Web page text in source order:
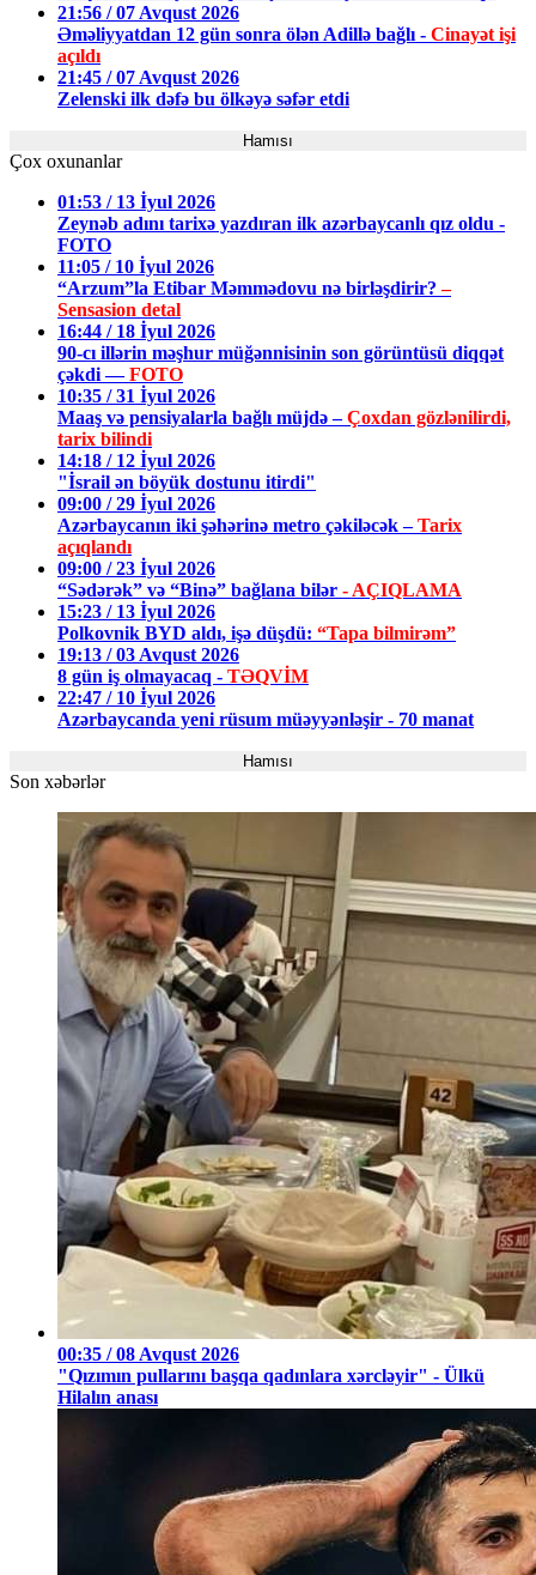
21:56 / 07 Avqust 2026
Əməliyyatdan 12 gün sonra ölən Adillə bağlı - Cinayət işi
açıldı
21:45 / 07 Avqust 2026
Zelenski ilk dəfə bu ölkəyə səfər etdi
Hamısı
Çox oxunanlar
01:53 / 13 İyul 2026
Zeynəb adını tarixə yazdıran ilk azərbaycanlı qız oldu -
FOTO
11:05 / 10 İyul 2026
“Arzum”la Etibar Məmmədovu nə birləşdirir?–
Sensasion detal
16:44 / 18 İyul 2026
90-cı illərin məşhur müğənnisinin son görüntüsü diqqət
çəkdi —FOTO
10:35 / 31 İyul 2026
Maaş və pensiyalarla bağlı müjdə –Çoxdan gözlənilirdi,
tarix bilindi
14:18 / 12 İyul 2026
"İsrail ən böyük dostunu itirdi"
09:00 / 29 İyul 2026
Azərbaycanın iki şəhərinə metro çəkiləcək –Tarix
açıqlandı
09:00 / 23 İyul 2026
“Sədərək” və “Binə” bağlana bilər - AÇIQLAMA
15:23 / 13 İyul 2026
Polkovnik BYD aldı, işə düşdü: “Tapa bilmirəm”
19:13 / 03 Avqust 2026
8 gün iş olmayacaq - TƏQVİM
22:47 / 10 İyul 2026
Azərbaycanda yeni rüsum müəyyənləşir - 70 manat
Hamısı
Son xəbərlər
00:35 / 08 Avqust 2026
"Qızımın pullarını başqa qadınlara xərcləyir" - Ülkü
Hilalın anası